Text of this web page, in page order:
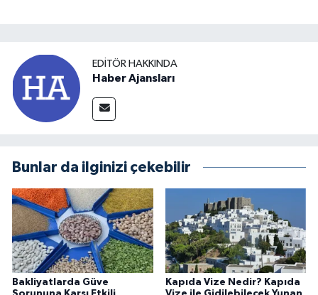
EDITÖR HAKKINDA
Haber Ajansları
Bunlar da ilginizi çekebilir
Bakliyatlarda Güve
Kapıda Vize Nedir? Kapıda